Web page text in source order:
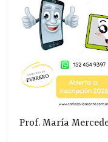
Prof. María